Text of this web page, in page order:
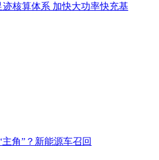
核算体系 加快大功率快充基
角”？新能源车召回